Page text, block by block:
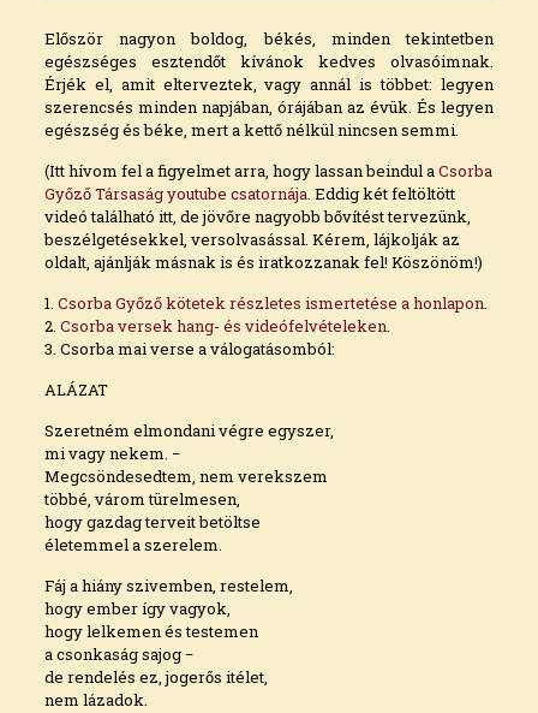
Először nagyon boldog, békés, minden tekintetben
egészséges esztendőt kívánok kedves olvasóimnak.
Érjék el, amit elterveztek, vagy annál is többet: legyen
szerencsés minden napjában, órájában az évük. És legyen
egészség és béke, mert a kettő nélkül nincsen semmi.
(Itt hívom fel a figyelmet arra, hogy lassan beindul aCsorba
Győző Társaság youtube csatornája. Eddig két feltöltött
videó található itt, de jövőre nagyobb bővítést tervezünk,
beszélgetésekkel, versolvasással. Kérem, lájkolják az
oldalt, ajánlják másnak is és iratkozzanak fel! Köszönöm!)
1. Csorba Győző kötetek részletes ismertetése a honlapon.
2. Csorba versek hang- és videófelvételeken.
3. Csorba mai verse a válogatásomból:
ALÁZAT
Szeretném elmondani végre egyszer,
mi vagy nekem. −
Megcsöndesedtem, nem verekszem
többé, várom türelmesen,
hogy gazdag terveit betöltse
életemmel a szerelem.
Fáj a hiány szivemben, restelem,
hogy ember így vagyok,
hogy lelkemen és testemen
a csonkaság sajog −
de rendelés ez, jogerős itélet,
nem lázadok.